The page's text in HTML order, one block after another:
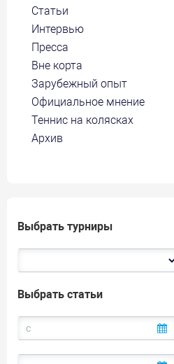
Статьи
Интервью
Пресса
Вне корта
Зарубежный опыт
Официальное мнение
Теннис на колясках
Архив
Выбрать турниры
Выбрать статьи